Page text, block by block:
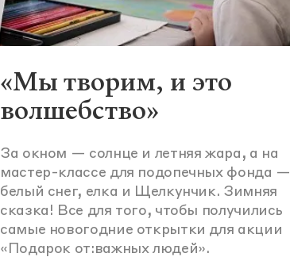
«Мы творим, и это
волшебство»
За окном — солнце и летняя жара, а на
мастер-классе для подопечных фонда —
белый снег, елка и Щелкунчик. Зимняя
сказка! Все для того, чтобы получились
самые новогодние открытки для акции
«Подарок от:важных людей».